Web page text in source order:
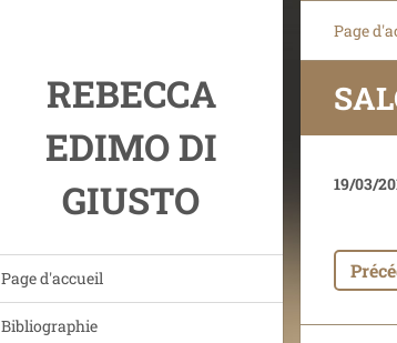
REBECCA
EDIMO DI
GIUSTO
Page d'accueil
Bibliographie
Page
19/03/